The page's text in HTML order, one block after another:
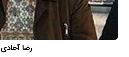
رضا آحادی